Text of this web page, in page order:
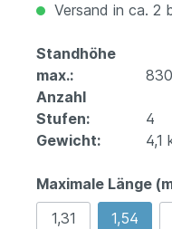
Versand in ca. 2
Standhöhe
max.:
Anzahl
Stufen:
4
Gewicht:
4,1
Maximale Länge
1,31
1,54